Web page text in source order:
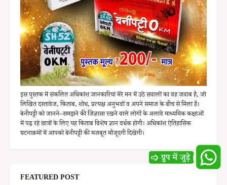
इस पुस्तक में संकलित अधिकांश जानकारियां मेरे मन में उठे सवालों का वह जवाब है, जो
लिखित दस्तावेज, किताब, शोध, प्रत्यक्ष अनुभवों व अपने समाज के बीच से मिला है।
बेनीपट्टी को जानने–समझने की जिज्ञासा रखने वाले लोगों के अलावे माध्यमिक कक्षाओं
में पढ़ रहे छात्रों के लिए यह किताब विशेष ज्ञान वर्धक होगी। अधिकांश ऐतिहासिक
घटनाक्रमों में आपको बेनीपट्टी की मजबूत मौजूदगी दिखेगी।
FEATURED POST